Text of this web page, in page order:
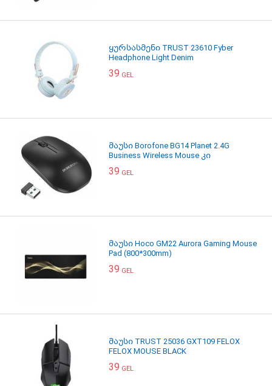
ყურსასმენი TRUST 23610 Fyber
Headphone Light Denim
39 GEL
მაუსი Borofone BG14 Planet 2.4G
Business Wireless Mouse კი
39 GEL
მაუსი Hoco GM22 Aurora Gaming Mouse
Pad (800*300mm)
39 GEL
მაუსი TRUST 25036 GXT109 FELOX
FELOX MOUSE BLACK
39 GEL